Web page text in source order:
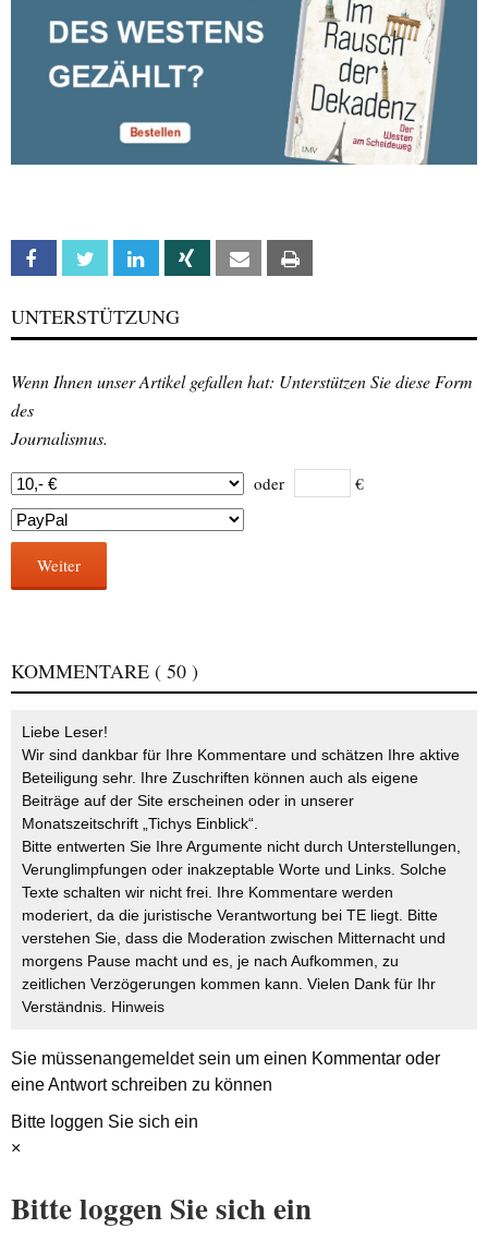
Facebook Twitter Linkedin Xing Email
UNTERSTÜTZUNG
Wenn Ihnen unser Artikel gefallen hat: Unterstützen Sie diese Form
des
Journalismus.
oder €
Weiter
KOMMENTARE ( 50 )
Liebe Leser!
Wir sind dankbar für Ihre Kommentare und schätzen Ihre aktive
Beteiligung sehr. Ihre Zuschriften können auch als eigene
Beiträge auf der Site erscheinen oder in unserer
Monatszeitschrift „Tichys Einblick“.
Bitte entwerten Sie Ihre Argumente nicht durch Unterstellungen,
Verunglimpfungen oder inakzeptable Worte und Links. Solche
Texte schalten wir nicht frei. Ihre Kommentare werden
moderiert, da die juristische Verantwortung bei TE liegt. Bitte
verstehen Sie, dass die Moderation zwischen Mitternacht und
morgens Pause macht und es, je nach Aufkommen, zu
zeitlichen Verzögerungen kommen kann. Vielen Dank für Ihr
Verständnis. Hinweis
Sie müssenangemeldetsein um einen Kommentar oder
eine Antwort schreiben zu können
Bitte loggen Sie sich ein
×
Bitte loggen Sie sich ein